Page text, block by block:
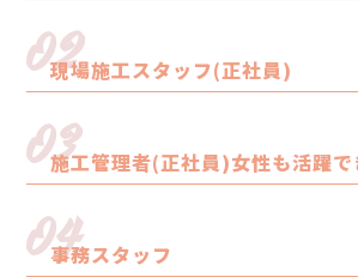
02
現場施工スタッフ(正社員)
03
施工管理者(正社員)女性も活躍で
04
事務スタッフ